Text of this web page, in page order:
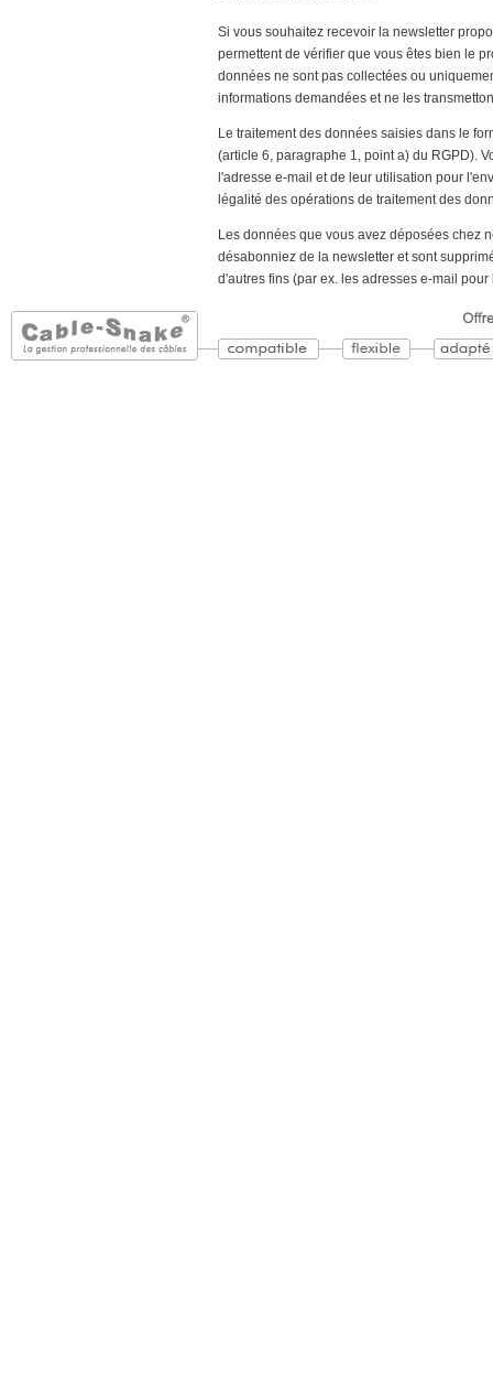
Si vous souhaitez recevoir la newsletter
permettent de vérifier que vous êtes bien le
données ne sont pas collectées ou
informations demandées et ne les
Le traitement des données saisies dans le
(article 6, paragraphe 1, point a) du RGPD).
l'adresse e-mail et de leur utilisation pour
légalité des opérations de traitement des
Les données que vous avez déposées chez
désabonniez de la newsletter et sont
d'autres fins (par ex. les adresses e-mail